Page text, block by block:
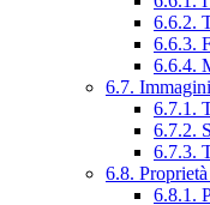
6.6.2.
6.6.3.
6.6.4.
6.7.
6.7.1.
6.7.2.
6.7.3.
6.8.
6.8.1.